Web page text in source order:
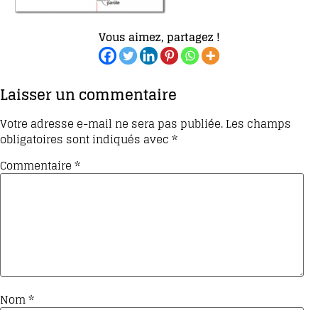
Vous aimez, partagez !
Laisser un commentaire
Votre adresse e-mail ne sera pas publiée.Les champs
obligatoires sont indiqués avec*
Commentaire*
Nom*